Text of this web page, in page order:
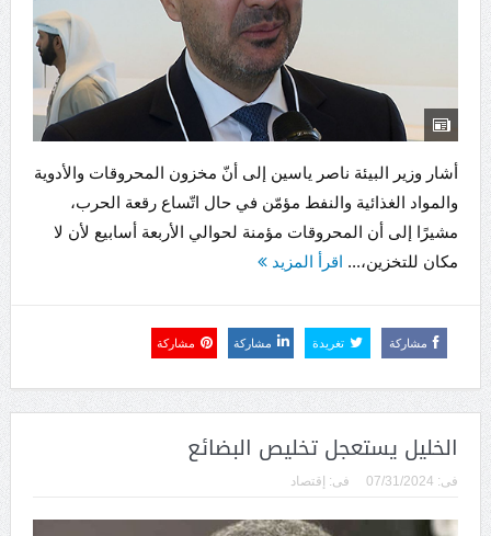
أشار وزير البيئة ناصر ياسين إلى أنّ مخزون المحروقات والأدوية
والمواد الغذائية والنفط مؤمّن في حال اتّساع رقعة الحرب،
مشيرًا إلى أن المحروقات مؤمنة لحوالي الأربعة أسابيع لأن لا
مكان للتخزين،... اقرأ المزيد
مشاركة تغريدة مشاركة مشاركة
الخليل يستعجل تخليص البضائع
فى: 07/31/2024 فى: إقتصاد